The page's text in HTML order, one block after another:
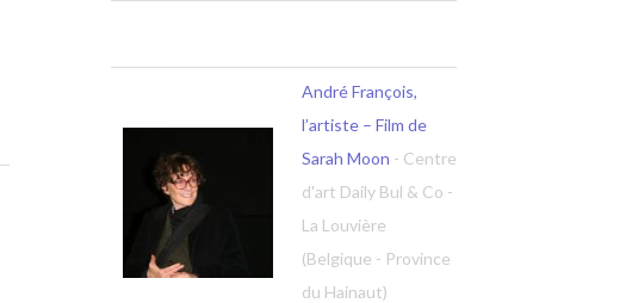
André François,
l’artiste – Film de
Sarah Moon - Centre
d'art Daily Bul & Co -
La Louvière
(Belgique - Province
du Hainaut)